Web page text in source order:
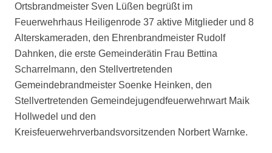
Ortsbrandmeister Sven Lüßen begrüßt im
Feuerwehrhaus Heiligenrode 37 aktive Mitglieder und 8
Alterskameraden, den Ehrenbrandmeister Rudolf
Dahnken, die erste Gemeinderätin Frau Bettina
Scharrelmann, den Stellvertretenden
Gemeindebrandmeister Soenke Heinken, den
Stellvertretenden Gemeindejugendfeuerwehrwart Maik
Hollwedel und den
Kreisfeuerwehrverbandsvorsitzenden Norbert Warnke.